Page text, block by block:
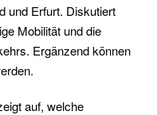
und Erfurt. Diskutiert
Mobilität und die
Ergänzend können
auf, welche